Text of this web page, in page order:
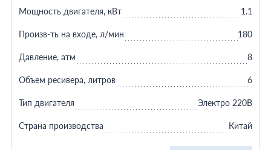
Мощность двигателя, кВт 1.1
Произв-ть на входе, л/мин 180
Давление, атм 8
Объем ресивера, литров 6
Тип двигателя Электро 220В
Страна производства Китай